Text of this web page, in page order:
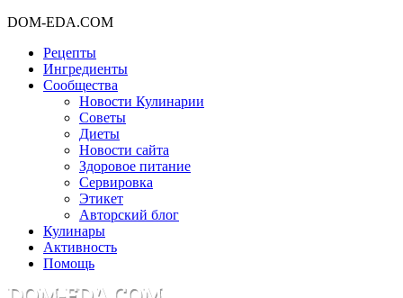
DOM-EDA.COM
Рецепты
Ингредиенты
Сообщества
Новости Кулинарии
Советы
Диеты
Новости сайта
Здоровое питание
Сервировка
Этикет
Авторский блог
Кулинары
Активность
Помощь